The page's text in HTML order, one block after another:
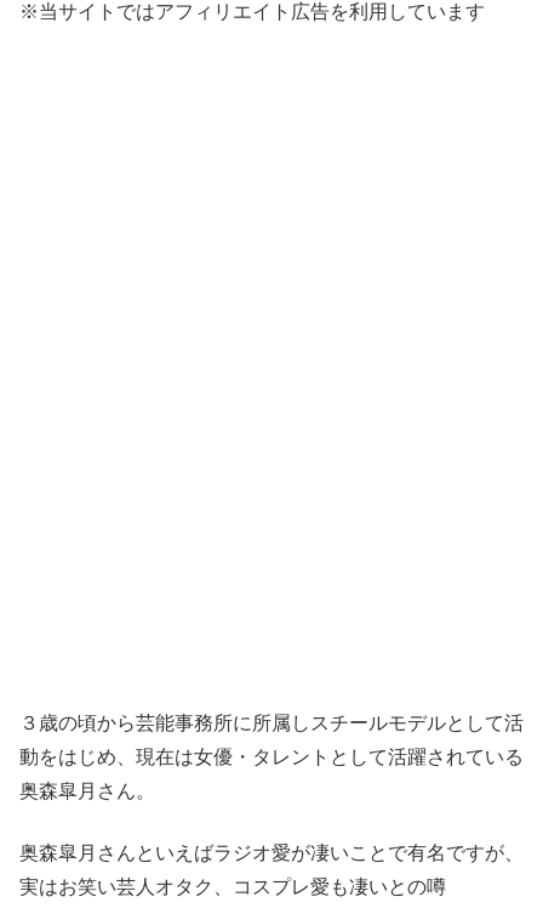
※当サイトではアフィリエイト広告を利用しています
３歳の頃から芸能事務所に所属しスチールモデルとして活
動をはじめ、現在は女優・タレントとして活躍されている
奥森皐月さん。
奥森皐月さんといえばラジオ愛が凄いことで有名ですが、
実はお笑い芸人オタク、コスプレ愛も凄いとの噂